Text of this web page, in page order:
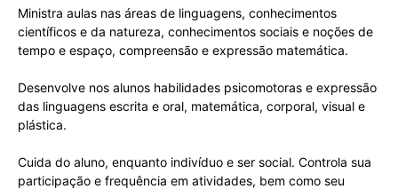
Ministra aulas nas áreas de linguagens, conhecimentos
científicos e da natureza, conhecimentos sociais e noções de
tempo e espaço, compreensão e expressão matemática.
Desenvolve nos alunos habilidades psicomotoras e expressão
das linguagens escrita e oral, matemática, corporal, visual e
plástica.
Cuida do aluno, enquanto indivíduo e ser social. Controla sua
participação e frequência em atividades, bem como seu